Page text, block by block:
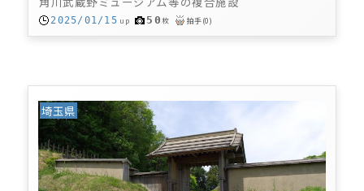
2025/01/15 up 50枚 拍手(0)
埼玉県